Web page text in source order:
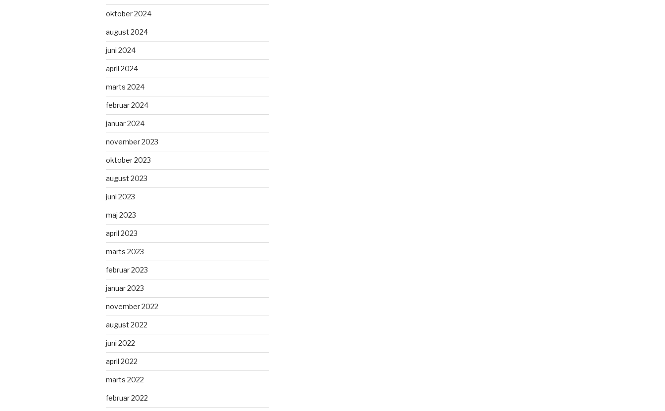
oktober 2024
august 2024
juni 2024
april 2024
marts 2024
februar 2024
januar 2024
november 2023
oktober 2023
august 2023
juni 2023
maj 2023
april 2023
marts 2023
februar 2023
januar 2023
november 2022
august 2022
juni 2022
april 2022
marts 2022
februar 2022